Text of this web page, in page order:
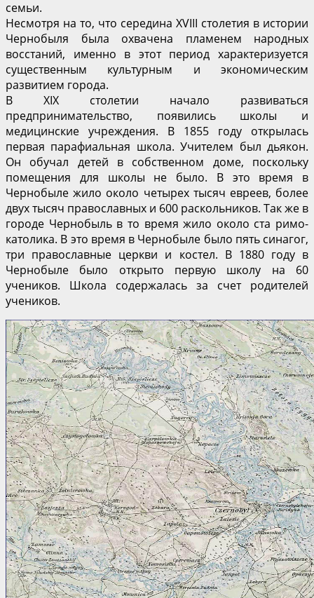
семьи.
Несмотря на то, что середина XVIII столетия в истории
Чернобыля была охвачена пламенем народных
восстаний, именно в этот период характеризуется
существенным культурным и экономическим
развитием города.
В XIX столетии начало развиваться
предпринимательство, появились школы и
медицинские учреждения. В 1855 году открылась
первая парафиальная школа. Учителем был дьякон.
Он обучал детей в собственном доме, поскольку
помещения для школы не было. В это время в
Чернобыле жило около четырех тысяч евреев, более
двух тысяч православных и 600 раскольников. Так же в
городе Чернобыль в то время жило около ста римо-
католика. В это время в Чернобыле было пять синагог,
три православные церкви и костел. В 1880 году в
Чернобыле было открыто первую школу на 60
учеников. Школа содержалась за счет родителей
учеников.